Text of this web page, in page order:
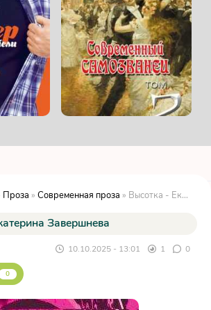
Проза » Современная проза » Высотка - Екатерина Завершнева
Завершнева
10.10.2025 - 13:01 1 0
0